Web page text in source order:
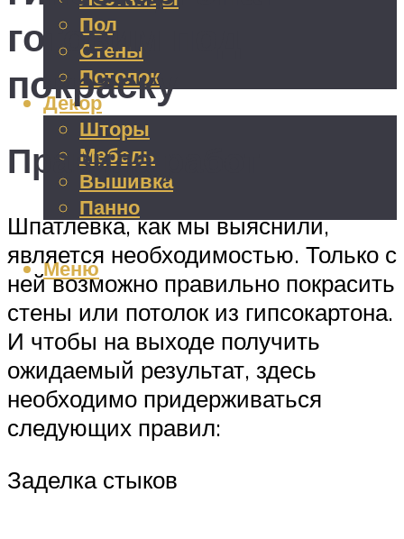
Пол
Стены
Потолок
Декор
Шторы
Мебель
Вышивка
Панно
Меню
готовим под
покраску
Правила работ
Шпатлевка, как мы выяснили,
является необходимостью. Только с
ней возможно правильно покрасить
стены или потолок из гипсокартона.
И чтобы на выходе получить
ожидаемый результат, здесь
необходимо придерживаться
следующих правил:
Заделка стыков